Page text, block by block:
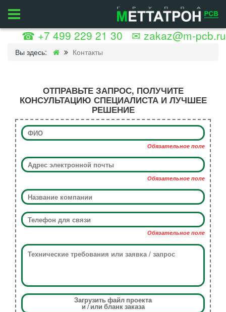
☎ +7 499 229 21 30 ✉ zakaz@m-pcb.ru
Вы здесь: Контакты
ОТПРАВЬТЕ ЗАПРОС, ПОЛУЧИТЕ
КОНСУЛЬТАЦИЮ СПЕЦИАЛИСТА И ЛУЧШЕЕ
РЕШЕНИЕ
Обязательное поле
Обязательное поле
Обязательное поле
Загрузить файл проекта
и / или бланк заказа